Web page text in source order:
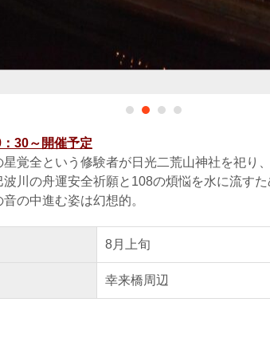
30～開催予定
覚全という修験者が日光二荒山神社を祀り
川の舟運安全祈願と108の煩悩を水に流す
の中進む姿は幻想的。
8月上旬
幸来橋周辺